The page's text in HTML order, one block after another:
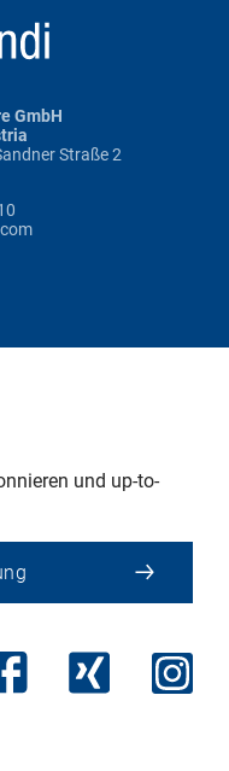
GmbH
Straße 2
und up-to-